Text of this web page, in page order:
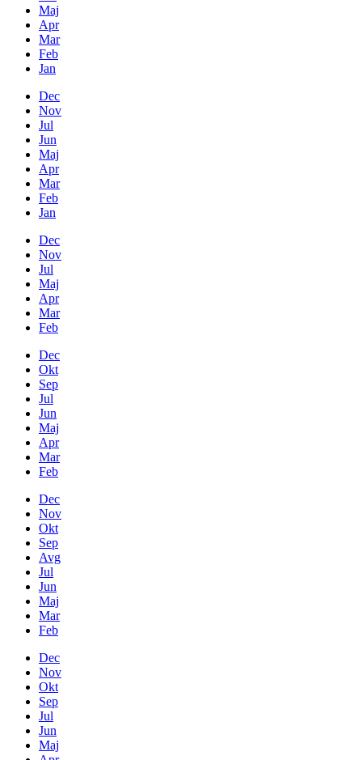
Maj
Apr
Mar
Feb
Jan
Dec
Nov
Jul
Jun
Maj
Apr
Mar
Feb
Jan
Dec
Nov
Jul
Maj
Apr
Mar
Feb
Dec
Okt
Sep
Jul
Jun
Maj
Apr
Mar
Feb
Dec
Nov
Okt
Sep
Avg
Jul
Jun
Maj
Mar
Feb
Dec
Nov
Okt
Sep
Jul
Jun
Maj